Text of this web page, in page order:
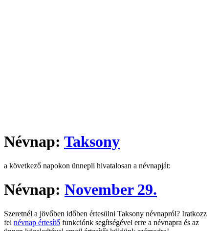
Névnap: Taksony
a következő napokon ünnepli hivatalosan a névnapját:
Névnap: November 29.
Szeretnél a jövőben időben értesülni Taksony névnapról? Iratkozz
fel névnap értesítő funkciónk segítségével erre a névnapra és az